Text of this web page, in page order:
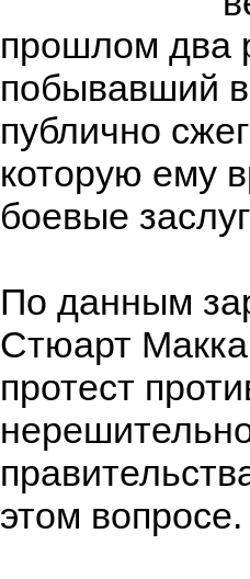
прошлом два
побывавший
публично
которую ему
боевые
По данным
Стюарт
протест
этом вопросе.